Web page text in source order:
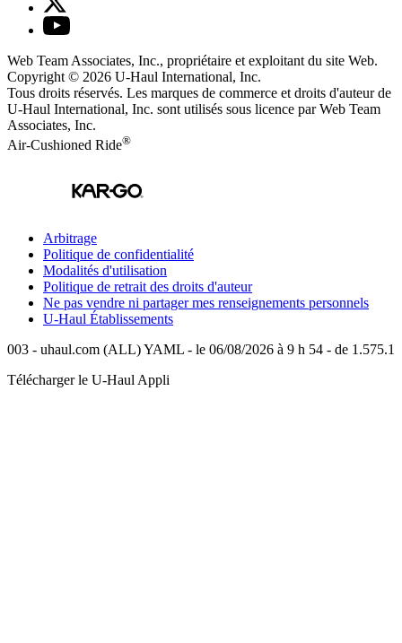
Web Team Associates, Inc., propriétaire et exploitant du site Web.
Copyright © 2026 U-Haul International, Inc.
Tous droits réservés. Les marques de commerce et droits d'auteur de
U-Haul International, Inc. sont utilisés sous licence par Web Team
Associates, Inc.
Air-Cushioned Ride®
Arbitrage
Politique de confidentialité
Modalités d'utilisation
Politique de retrait des droits d'auteur
Ne pas vendre ni partager mes renseignements personnels
U-Haul Établissements
003 - uhaul.com (ALL) YAML - le 06/08/2026 à 9 h 54 - de 1.575.1
Télécharger le U-Haul Appli